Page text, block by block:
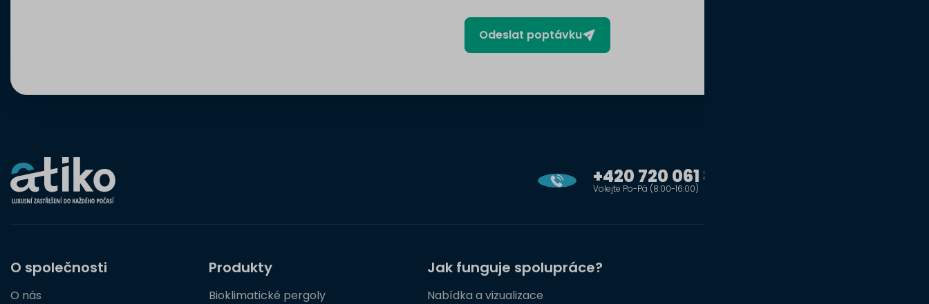
Odeslat poptávku
+420 720 061 851
Volejte Po-Pá (8:00-16:00)
O společnosti
O nás
Produkty
Bioklimatické pergoly
Jak funguje spolupráce?
Nabídka a vizualizace